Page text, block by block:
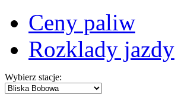
Ceny paliw
Rozklady jazdy
Wybierz stacje: